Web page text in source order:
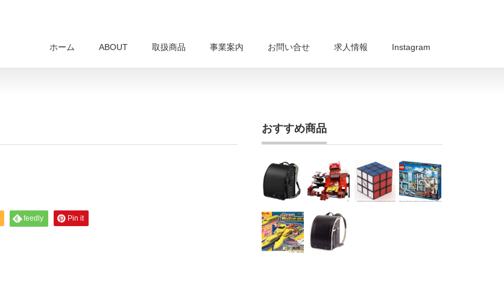
ホーム ABOUT 取扱商品 事業案内 お問い合せ 求人情報 Instagram
feedly Pin it
おすすめ商品